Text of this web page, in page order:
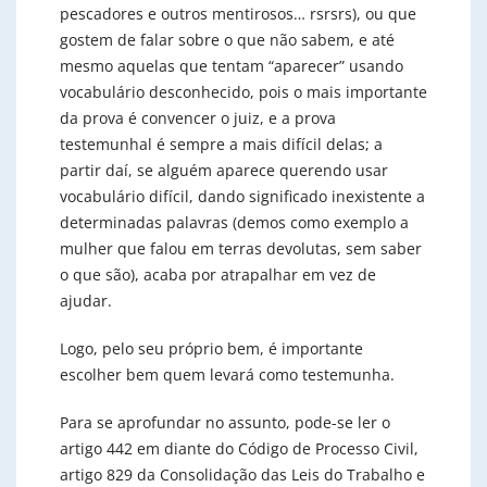
pescadores e outros mentirosos… rsrsrs), ou que
gostem de falar sobre o que não sabem, e até
mesmo aquelas que tentam “aparecer” usando
vocabulário desconhecido, pois o mais importante
da prova é convencer o juiz, e a prova
testemunhal é sempre a mais difícil delas; a
partir daí, se alguém aparece querendo usar
vocabulário difícil, dando significado inexistente a
determinadas palavras (demos como exemplo a
mulher que falou em terras devolutas, sem saber
o que são), acaba por atrapalhar em vez de
ajudar.
Logo, pelo seu próprio bem, é importante
escolher bem quem levará como testemunha.
Para se aprofundar no assunto, pode-se ler o
artigo 442 em diante do Código de Processo Civil,
artigo 829 da Consolidação das Leis do Trabalho e